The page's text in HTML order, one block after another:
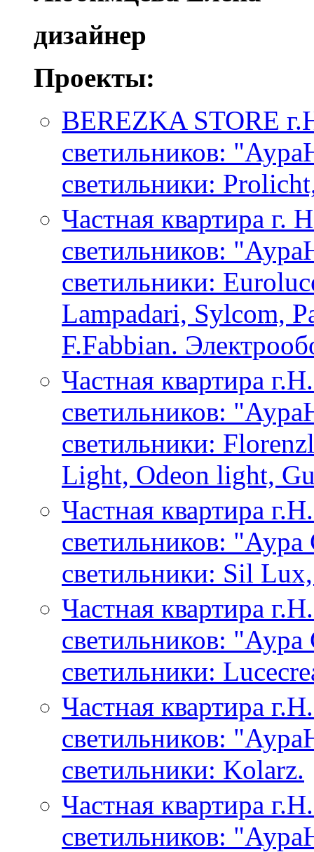
дизайнер
Проекты:
BEREZKA STORE
светильников:
светильники:
Частная квартира г.
светильников:
светильники:
Lampadari, Sylcom,
F.Fabbian.
Частная квартира
светильников:
светильники:
Light, Odeon light,
Частная квартира
светильников:
светильники: Sil
Частная квартира
светильников:
светильники:
Частная квартира
светильников:
светильники: Kolarz.
Частная квартира
светильников: